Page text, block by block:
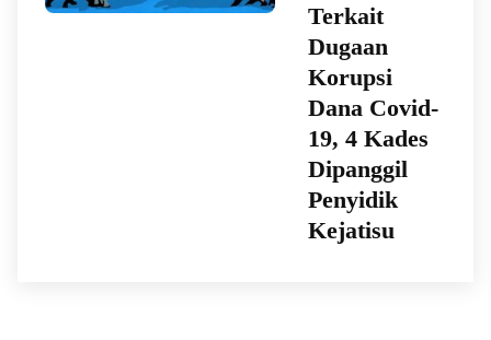
Terkait
Dugaan
Korupsi
Dana Covid-
19, 4 Kades
Dipanggil
Penyidik
Kejatisu